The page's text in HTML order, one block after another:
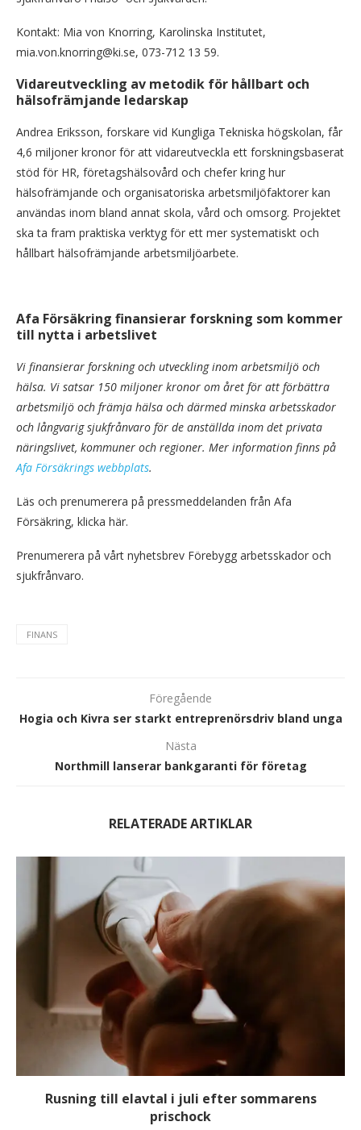
Kontakt: Mia von Knorring, Karolinska Institutet,
mia.von.knorring@ki.se, 073-712 13 59.
Vidareutveckling av metodik för hållbart och
hälsofrämjande ledarskap
Andrea Eriksson, forskare vid Kungliga Tekniska högskolan, får
4,6 miljoner kronor för att vidareutveckla ett forskningsbaserat
stöd för HR, företagshälsovård och chefer kring hur
hälsofrämjande och organisatoriska arbetsmiljöfaktorer kan
användas inom bland annat skola, vård och omsorg. Projektet
ska ta fram praktiska verktyg för ett mer systematiskt och
hållbart hälsofrämjande arbetsmiljöarbete.
Afa Försäkring finansierar forskning som kommer
till nytta i arbetslivet
Vi finansierar forskning och utveckling inom arbetsmiljö och
hälsa. Vi satsar 150 miljoner kronor om året för att förbättra
arbetsmiljö och främja hälsa och därmed minska arbetsskador
och långvarig sjukfrånvaro för de anställda inom det privata
näringslivet, kommuner och regioner. Mer information finns på
Afa Försäkrings webbplats.
Läs och prenumerera på pressmeddelanden från Afa
Försäkring, klicka här.
Prenumerera på vårt nyhetsbrev Förebygg arbetsskador och
sjukfrånvaro.
FINANS
Föregående
Hogia och Kivra ser starkt entreprenörsdriv bland unga
Nästa
Northmill lanserar bankgaranti för företag
RELATERADE ARTIKLAR
Rusning till elavtal i juli efter sommarens
prischock